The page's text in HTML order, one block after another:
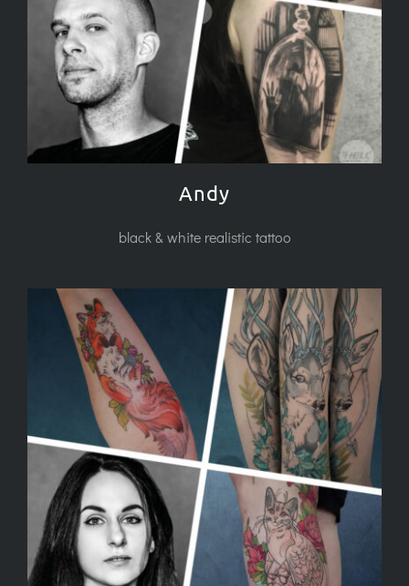
Andy
black & white realistic tattoo